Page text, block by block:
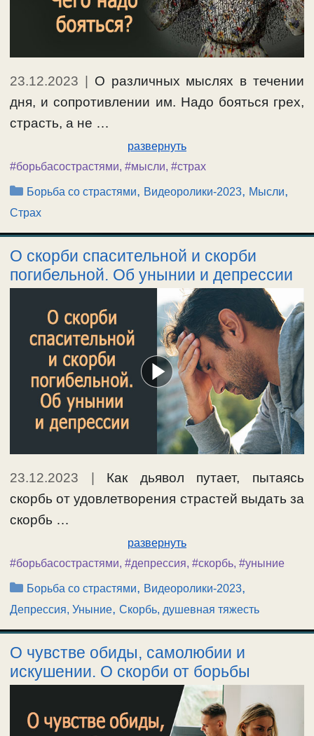
23.12.2023 | О различных мыслях в течении
дня, и сопротивлении им. Надо бояться грех,
страсть, а не …
развернуть
#борьбасострастями, #мысли, #страх
Рубрики
Борьба со страстями, Видеоролики-2023, Мысли,
Страх
О скорби спасительной и скорби
погибельной. Об унынии и депрессии
23.12.2023 | Как дьявол путает, пытаясь
скорбь от удовлетворения страстей выдать за
скорбь …
развернуть
#борьбасострастями, #депрессия, #скорбь, #уныние
Рубрики
Борьба со страстями, Видеоролики-2023,
Депрессия, Уныние, Скорбь, душевная тяжесть
О чувстве обиды, самолюбии и
искушении. О скорби от борьбы